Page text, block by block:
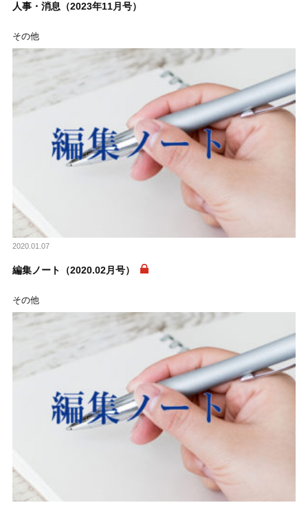
人事・消息（2023年11月号）
その他
2020.01.07
編集ノート（2020.02月号）
その他